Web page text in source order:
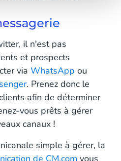
il n'est pas
et prospects
via WhatsApp ou
. Prenez donc le
afin de déterminer
vous prêts à gérer
canaux !
simple à gérer, la